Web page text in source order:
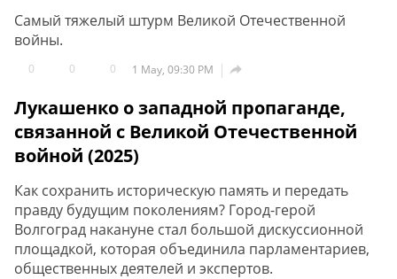
Самый тяжелый штурм Великой Отечественной
войны.
0 0 0 1 May, 09:30 PM 
Лукашенко о западной пропаганде,
связанной с Великой Отечественной
войной (2025)
Как сохранить историческую память и передать
правду будущим поколениям? Город-герой
Волгоград накануне стал большой дискуссионной
площадкой, которая объединила парламентариев,
общественных деятелей и экспертов.